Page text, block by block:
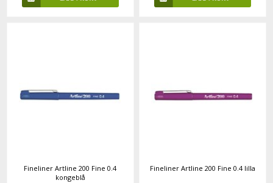
Fineliner Artline 200 Fine 0.4
kongeblå
Fineliner Artline 200 Fine 0.4 lilla